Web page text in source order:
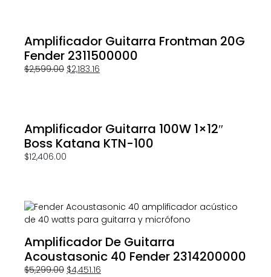
Amplificador Guitarra Frontman 20G
Fender 2311500000
$2,599.00 $2,183.16
Amplificador Guitarra 100W 1×12″
Boss Katana KTN-100
$12,406.00
Amplificador De Guitarra
Acoustasonic 40 Fender 2314200000
$5,299.00 $4,451.16